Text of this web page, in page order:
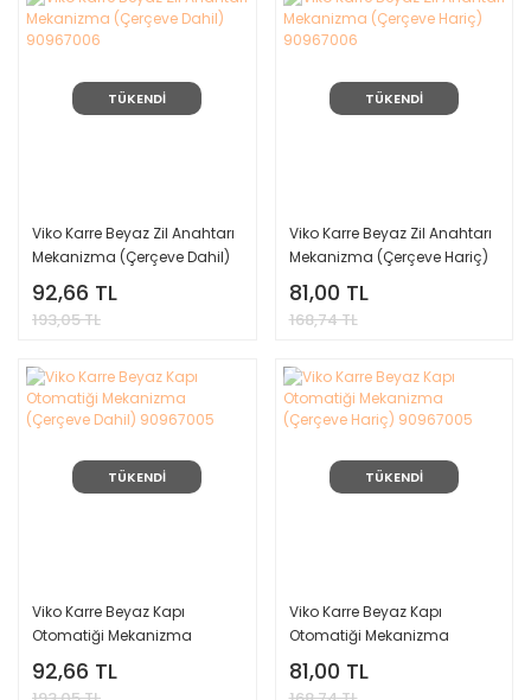
TÜKENDİ
Viko Karre Beyaz Zil Anahtarı
Mekanizma (Çerçeve Dahil)
90967006
92,66 TL
193,05 TL
TÜKENDİ
Viko Karre Beyaz Zil Anahtarı
Mekanizma (Çerçeve Hariç)
90967006
81,00 TL
168,74 TL
TÜKENDİ
Viko Karre Beyaz Kapı
Otomatiği Mekanizma
(Çerçeve Dahil) 90967005
92,66 TL
TÜKENDİ
Viko Karre Beyaz Kapı
Otomatiği Mekanizma
(Çerçeve Hariç) 90967005
81,00 TL